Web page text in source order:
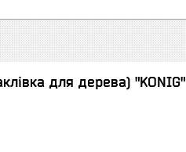
для дерева) "KONIG"